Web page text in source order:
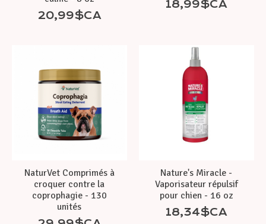
20,99$CA
18,99$CA
NaturVet Comprimés à
croquer contre la
coprophagie - 130
unités
Nature's Miracle -
Vaporisateur répulsif
pour chien - 16 oz
18,34$CA